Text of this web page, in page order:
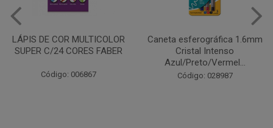
Caneta esferográfica 1.6mm
Cristal Intenso
Código: 028987
COLA EM BASTÃO 40G - LEO
& LEO
Código: 028164